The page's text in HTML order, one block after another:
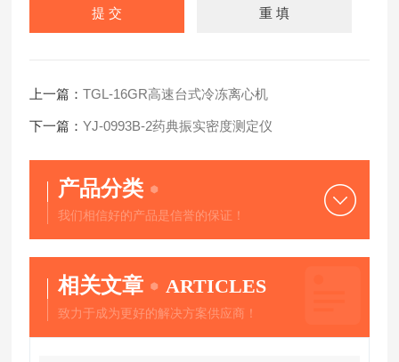
上一篇：TGL-16GR高速台式冷冻离心机
下一篇：YJ-0993B-2药典振实密度测定仪
产品分类
我们相信好的产品是信誉的保证！
相关文章 ARTICLES
致力于成为更好的解决方案供应商！